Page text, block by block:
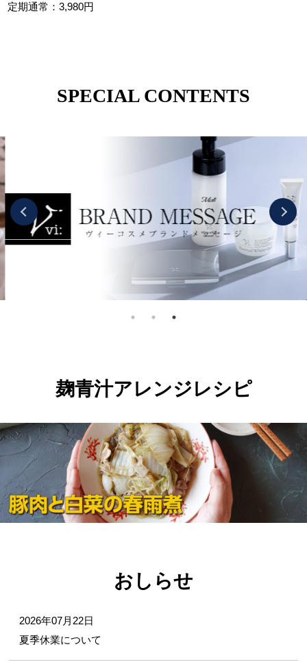
定期通常：3,980円
SPECIAL CONTENTS
麹青汁アレンジレシピ
おしらせ
2026年07月22日
夏季休業について